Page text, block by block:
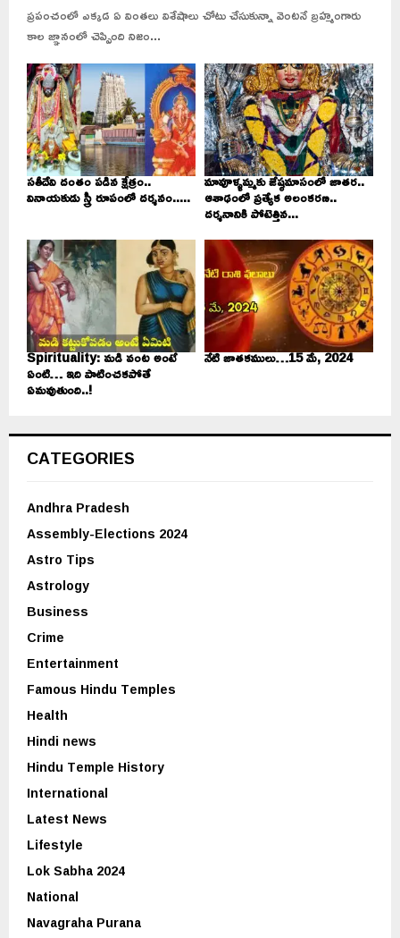
ప్రపంచంలో ఎక్కడ ఏ వింతలు విశేషాలు చోటు చేసుకున్నా వెంటనే బ్రహ్మంగారు
కాల జ్ఞానంలో చెప్పింది నిజం...
సతీదేవి దంతం పడిన క్షేత్రం..
వినాయకుడు స్త్రీ రూపంలో దర్శనం.....
మావూళ్ళమ్మకు జేష్ఠమాసంలో జాతర..
ఆశాఢంలో ప్రత్యేక అలంకరణ..
దర్శనానికి పోటెత్తిన...
Spirituality: మడి వంట అంటే
ఏంటి… ఇది పాటించకపోతే
ఏమవుతుంది..!
నేటి జాతకములు…15 మే, 2024
CATEGORIES
Andhra Pradesh
Assembly-Elections 2024
Astro Tips
Astrology
Business
Crime
Entertainment
Famous Hindu Temples
Health
Hindi news
Hindu Temple History
International
Latest News
Lifestyle
Lok Sabha 2024
National
Navagraha Purana